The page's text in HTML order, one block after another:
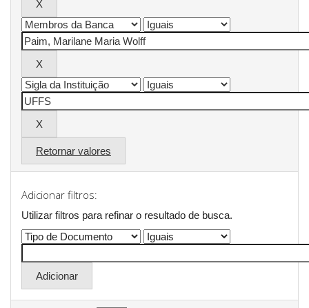
Retornar valores
Adicionar filtros:
Utilizar filtros para refinar o resultado de busca.